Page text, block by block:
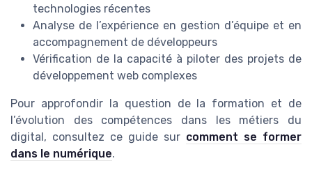
technologies récentes
Analyse de l’expérience en gestion d’équipe et en
accompagnement de développeurs
Vérification de la capacité à piloter des projets de
développement web complexes
Pour approfondir la question de la formation et de
l’évolution des compétences dans les métiers du
digital, consultez ce guide sur comment se former
dans le numérique.